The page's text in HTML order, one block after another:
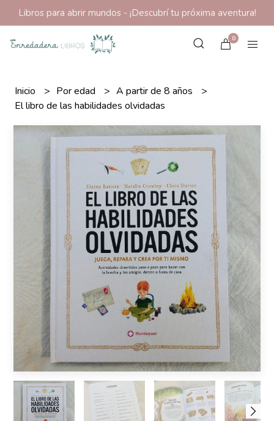
Libros para abrir mundos - ¡Descubrí tu próxima aventura!
0
Inicio Por edad
A partir de 8 años
El libro de las habilidades olvidadas